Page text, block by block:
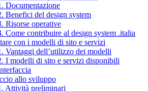
Documentazione
Benefici del design system
Risorse operative
Come contribuire al design system .italia
con i modelli di sito e servizi
Vantaggi dell’utilizzo dei modelli
I modelli di sito e servizi disponibili
allo sviluppo
Attività preliminari